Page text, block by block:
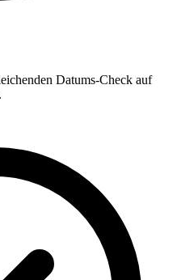
Datums-Check auf